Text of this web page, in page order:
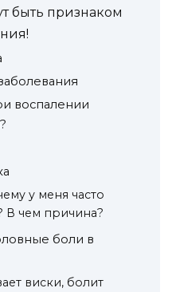
быть признаком
воспалении
у меня часто
В чем причина?
боли в
виски, болит